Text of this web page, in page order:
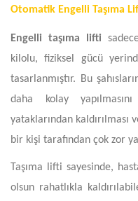
Otomatik Engelli Taşıma
Engelli taşıma lifti
kilolu, fiziksel gücü
tasarlanmıştır. Bu
daha kolay
yataklarından
bir kişi tarafından çok zor
Taşıma lifti sayesinde,
olsun rahatlıkla